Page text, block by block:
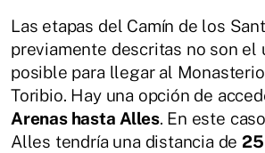
Las etapas del Camín de los
previamente descritas no son el
posible para llegar al
Toribio. Hay una opción de
Arenas hasta Alles. En este
Alles tendría una distancia de